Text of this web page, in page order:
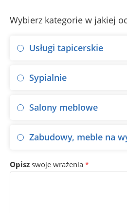
Wybierz kategorie w jakiej
Usługi tapicerskie
Sypialnie
Salony meblowe
Zabudowy, meble na
Opisz swoje wrażenia *